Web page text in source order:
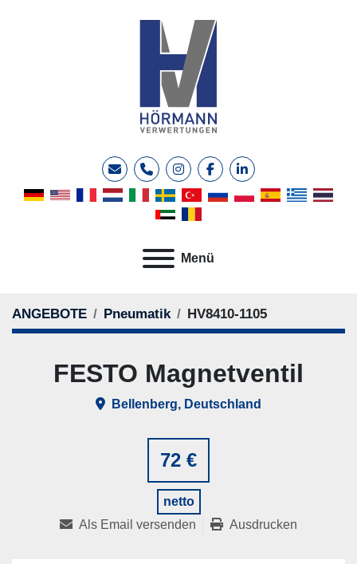
E-MailTelefoninstagramfacebooklinkedin
Menü
ANGEBOTE Pneumatik HV8410-1105
72 €
netto
FESTO Magnetventil
Bellenberg, Deutschland
Als Email versenden Ausdrucken